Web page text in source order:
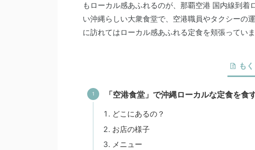
もローカル感あふれるのが、那覇空港 国内線到
い沖縄らしい大衆食堂で、空港職員やタクシーの
に訪れてはローカル感あふれる定食を頬張ってい
も
「空港食堂」で沖縄ローカルな定食を食
どこにあるの？
お店の様子
メニュー